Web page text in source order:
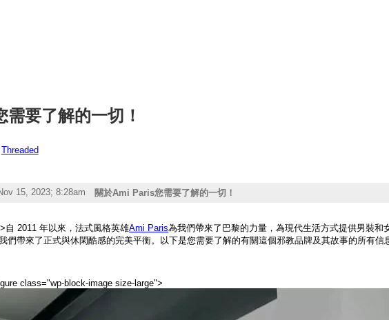
要了解的一切！
Threaded
15, 2023; 8:28am 關於Ami Paris您需要了解的一切！
自 2011 年以來，法式風格英雄Ami Paris為我們帶來了巴黎的力量，為現代生活方式提供男裝
們帶來了正式與休閑酷感的完美平衡。以下是您需要了解的有關這個邪教品牌及其故事的所有
class="wp-block-image size-large">